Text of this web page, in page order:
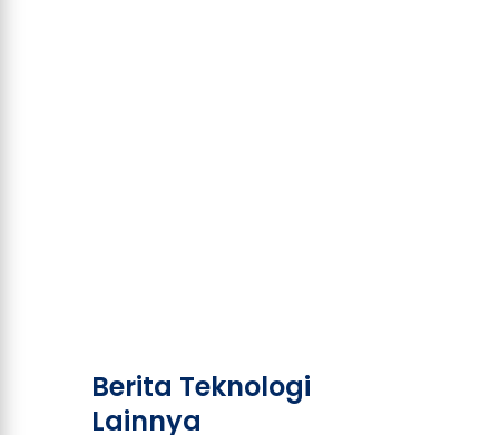
Berita Teknologi
Lainnya